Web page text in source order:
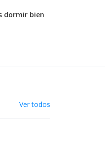
dormir bien
Ver todos